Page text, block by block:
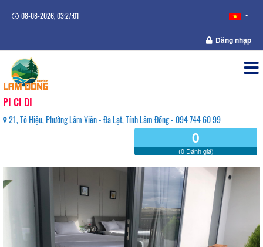
08-08-2026, 03:27:02
Đăng nhập
PI CI DI
21, Tô Hiệu, Phường Lâm Viên - Đà Lạt, Tỉnh Lâm Đồng - 094 744 60 99
0
(0 Đánh giá)